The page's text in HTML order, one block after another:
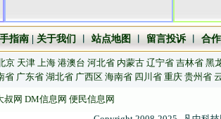
指南 关于我们 ︱站点地图 留言投诉︱ 合
京 天津 上海 港澳台 河北省 内蒙古 辽宁省 吉林省 黑
省 广东省 湖北省 广西区 海南省 四川省 重庆 贵州省
叔网 DM信息网 便民信息网